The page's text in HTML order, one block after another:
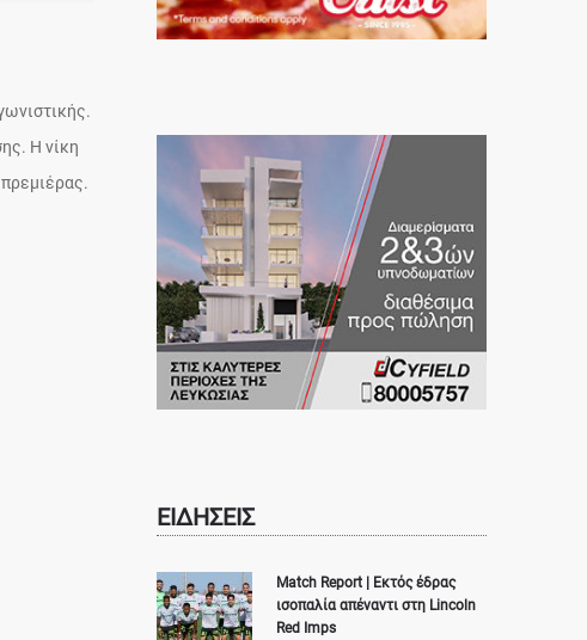
Η νίκη
ΕΙΔΗΣΕΙΣ
Match Report | Εκτός έδρας
ισοπαλία απέναντι στη Lincoln
Red Imps